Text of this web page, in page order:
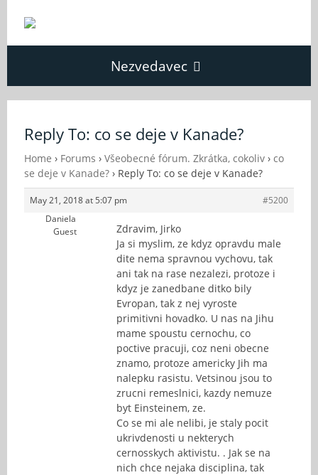
Nezvedavec
Fórum
O Nezvědavci
Kontakt
Reply To: co se deje v Kanade?
Home › Forums › Všeobecné fórum. Zkrátka, cokoliv › co
se deje v Kanade? › Reply To: co se deje v Kanade?
May 21, 2018 at 5:07 pm
#5200
Daniela
Guest
Zdravim, Jirko
Ja si myslim, ze kdyz opravdu male
dite nema spravnou vychovu, tak
ani tak na rase nezalezi, protoze i
kdyz je zanedbane ditko bily
Evropan, tak z nej vyroste
primitivni hovadko. U nas na Jihu
mame spoustu cernochu, co
poctive pracuji, coz neni obecne
znamo, protoze americky Jih ma
nalepku rasistu. Vetsinou jsou to
zrucni remeslnici, kazdy nemuze
byt Einsteinem, ze.
Co se mi ale nelibi, je staly pocit
ukrivdenosti u nekterych
cernosskych aktivistu. . Jak se na
nich chce nejaka disciplina, tak